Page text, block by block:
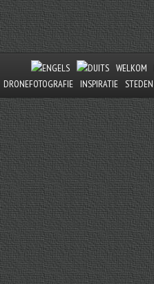
WELKOM
DRONEFOTOGRAFIE
INSPIRATIE STEDEN